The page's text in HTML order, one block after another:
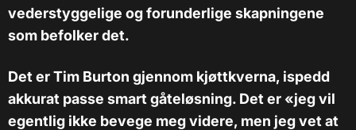
vederstyggelige og forunderlige skapningene
som befolker det.
Det er Tim Burton gjennom kjøttkverna, ispedd
akkurat passe smart gåteløsning. Det er «jeg vil
egentlig ikke bevege meg videre, men jeg vet at